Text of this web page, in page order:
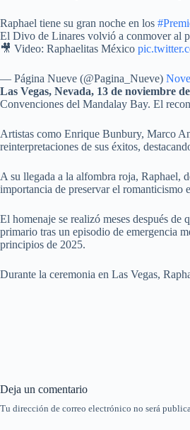
Raphael tiene su gran noche en los
El Divo de Linares volvió a conmover al
🎥 Video: Raphaelitas México
— Página Nueve (@Pagina_Nueve)
Las Vegas, Nevada, 13 de noviembre
Convenciones del Mandalay Bay. El
Artistas como Enrique Bunbury, Marco
reinterpretaciones de sus éxitos,
A su llegada a la alfombra roja, Raphael,
importancia de preservar el romanticismo
El homenaje se realizó meses después
primario tras un episodio de emergencia
principios de 2025.
Durante la ceremonia en Las Vegas,
Deja un comentario
Tu dirección de correo electrónico no será